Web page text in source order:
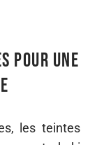
pour une
les teintes